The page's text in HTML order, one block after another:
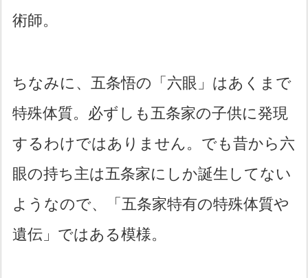
術師。
ちなみに、五条悟の「六眼」はあくまで
特殊体質。必ずしも五条家の子供に発現
するわけではありません。でも昔から六
眼の持ち主は五条家にしか誕生してない
ようなので、「五条家特有の特殊体質や
遺伝」ではある模様。